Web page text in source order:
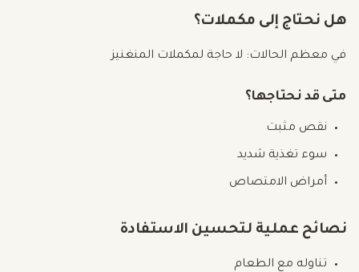
هل نحتاج إلى مكملات؟
في معظم الحالات: لا حاجة لمكملات المنغنيز
متى قد نحتاجها؟
نقص مثبت
سوء تغذية شديد
أمراض الامتصاص
نصائح عملية لتحسين الاستفادة
تناوله مع الطعام